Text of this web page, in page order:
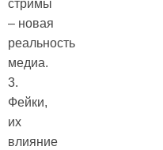
стримы
– новая
реальность
медиа.
3.
Фейки,
их
влияние